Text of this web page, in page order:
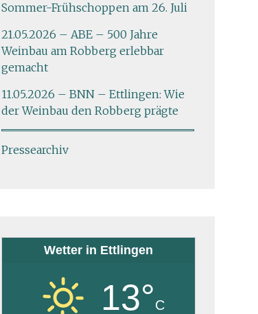
Sommer-Frühschoppen am 26. Juli
21.05.2026 – ABE – 500 Jahre
Weinbau am Robberg erlebbar
gemacht
11.05.2026 – BNN – Ettlingen: Wie
der Weinbau den Robberg prägte
Pressearchiv
Wetter in Ettlingen
13°C